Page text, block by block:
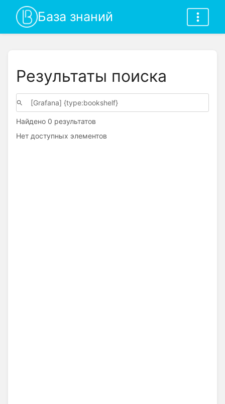
База знаний
Результаты поиска
Найдено 0 результатов
Нет доступных элементов